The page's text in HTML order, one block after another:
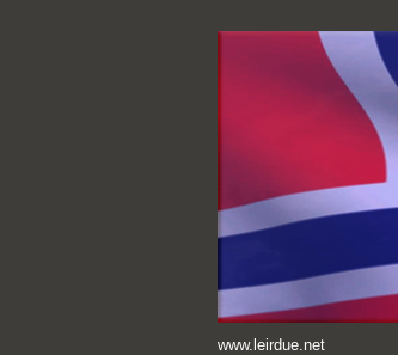
www.leirdue.net